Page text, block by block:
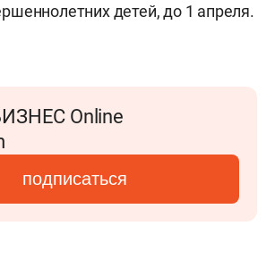
детей, до 1 апреля.
Online
подписаться